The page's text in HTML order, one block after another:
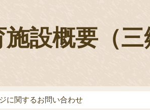
設概要（三
に関するお問い合わせ